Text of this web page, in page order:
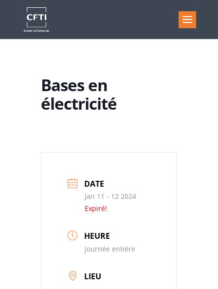
Bases en
électricité
DATE
Jan 11 - 12 2024
Expiré!
HEURE
Journée entière
LIEU